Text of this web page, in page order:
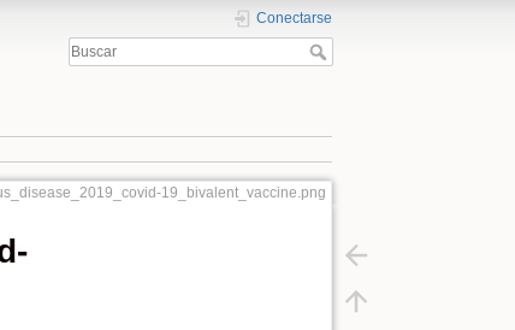
Conectarse
19_bivalent_vaccine.png